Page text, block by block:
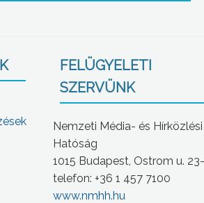
FELÜGYELETI
SZERVÜNK
Nemzeti Média- és Hírközlési
Hatóság
1015 Budapest, Ostrom u.
telefon: +36 1 457 7100
www.nmhh.hu